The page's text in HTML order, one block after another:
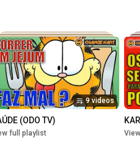
9 videos
(ODO TV)
full playlist